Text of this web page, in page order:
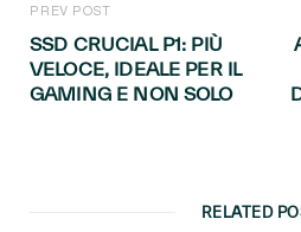
PREV POST
SSD CRUCIAL P1: PIÙ
VELOCE, IDEALE PER IL
GAMING E NON SOLO
RELATED